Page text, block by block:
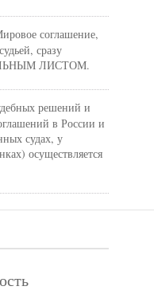
соглашение,
сразу
ЛИСТОМ.
решений и
в России и
судах, у
осуществляется